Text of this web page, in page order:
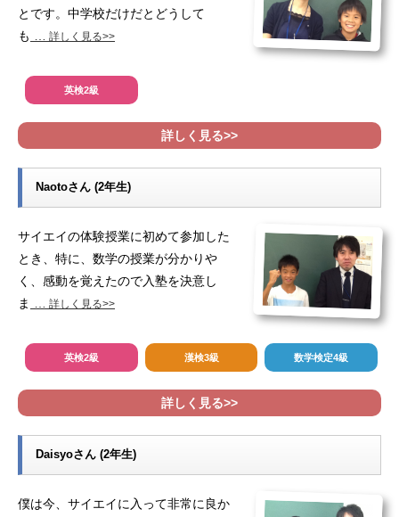
とです。中学校だけだとどうして
も … 詳しく見る>>
英検2級
詳しく見る>>
Naotoさん (2年生)
サイエイの体験授業に初めて参加した
とき、特に、数学の授業が分かりや
く、感動を覚えたので入塾を決意し
ま
詳しく見る>>
英検2級 漢検3級 数学検定4級
詳しく見る>>
Daisyoさん (2年生)
僕は今、サイエイに入って非常に良か